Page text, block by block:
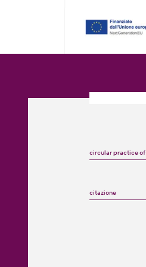
circular practice of
citazione